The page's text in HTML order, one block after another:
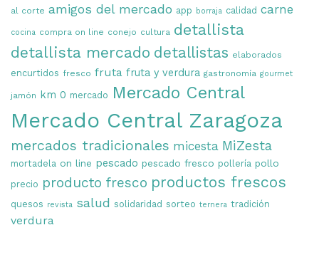
al corte amigos del mercado app borraja calidad carne
cocina compra on line conejo cultura detallista
detallista mercado detallistas elaborados
encurtidos fresco fruta fruta y verdura gastronomía gourmet
jamón km 0 mercado Mercado Central
Mercado Central Zaragoza
mercados tradicionales micesta MiZesta
mortadela on line pescado pescado fresco pollería pollo
precio producto fresco productos frescos
quesos revista salud solidaridad sorteo ternera tradición
verdura